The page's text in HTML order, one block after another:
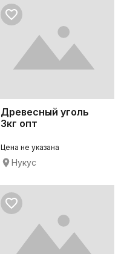
Древесный уголь
3кг опт
Цена не указана
Нукус